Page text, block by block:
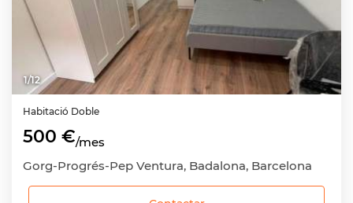
1/12
Habitació Doble
500 €/mes
Gorg-Progrés-Pep Ventura, Badalona, Barcelona